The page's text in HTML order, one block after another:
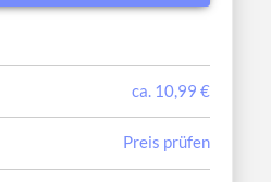
ca. 10,99 €
Preis prüfen